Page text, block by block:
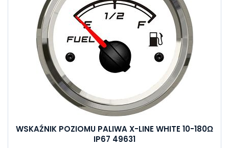
WSKAŹNIK POZIOMU PALIWA X-LINE WHITE 10-180Ω
IP67 49631